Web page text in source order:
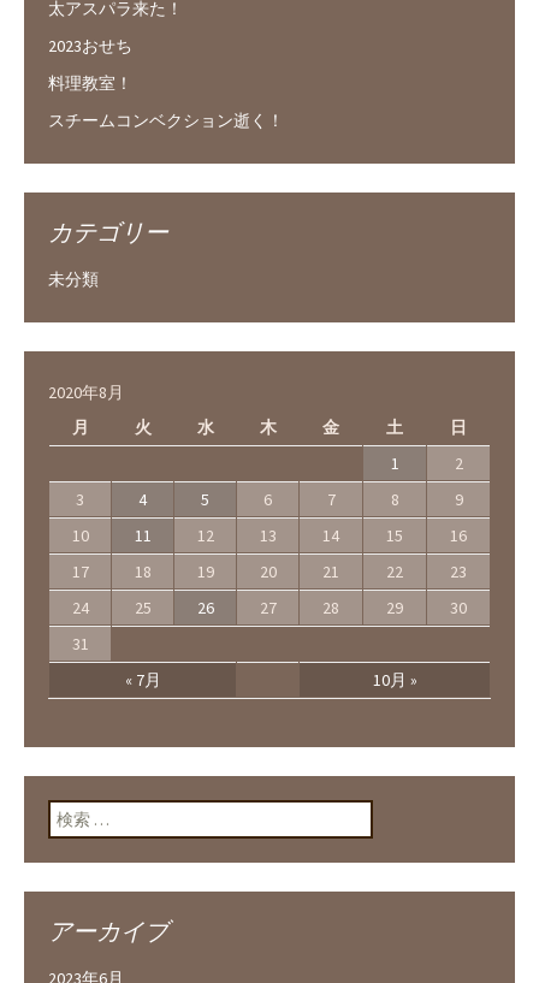
太アスパラ来た！
2023おせち
料理教室！
スチームコンベクション逝く！
カテゴリー
未分類
2020年8月
月
火 水 木 金 土 日
« 7月 10月 »
1
2
3
4 5 6 7 8
9
10
11 12 13 14 15
16
17
18 19 20 21 22
23
24
25 26 27 28 29
30
31
検索:
アーカイブ
2023年6月